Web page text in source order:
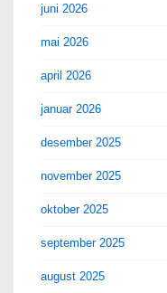
juni 2026
mai 2026
april 2026
januar 2026
desember 2025
november 2025
oktober 2025
september 2025
august 2025